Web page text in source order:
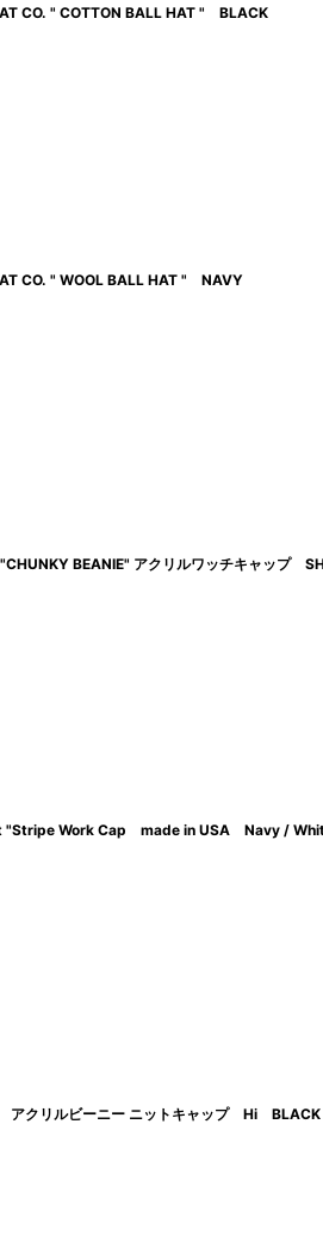
CO. " COTTON BALL HAT " BLACK
CO. " WOOL BALL HAT " NAVY
BEANIE" アクリルワッチキャップ
"Stripe Work Cap made in USA Navy /
クリルビーニー ニットキャップ Hi BLACK